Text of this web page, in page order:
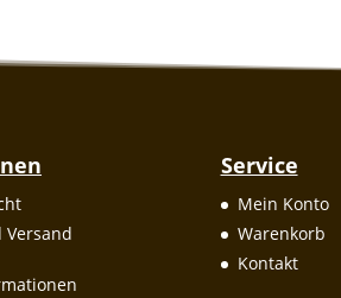
Service
Mein Konto
Warenkorb
Kontakt